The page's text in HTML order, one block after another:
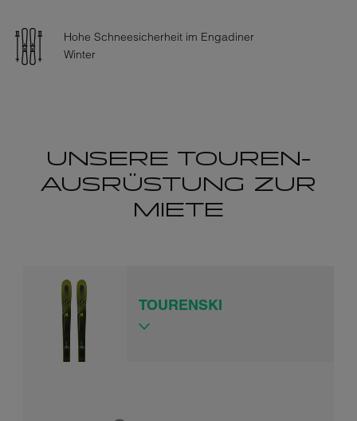
Hohe Schneesicherheit im Engadiner
Winter
UNSERE TOUREN­
AUSRÜSTUNG ZUR
MIETE
TOURENSKI